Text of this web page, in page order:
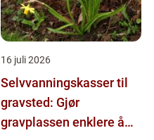
16 juli 2026
Selvvanningskasser til
gravsted: Gjør
gravplassen enklere å